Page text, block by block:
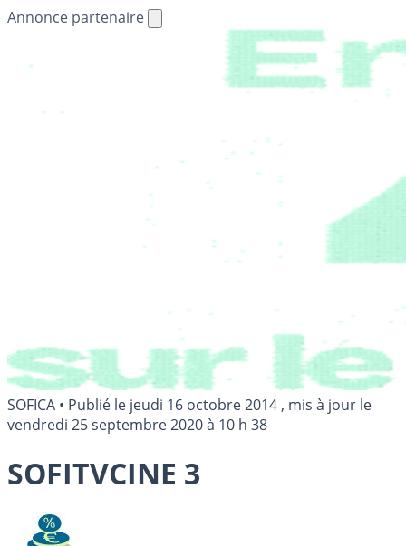
Annonce partenaire
SOFICA • Publié le jeudi 16 octobre 2014 , mis à jour le
vendredi 25 septembre 2020 à 10 h 38
SOFITVCINE 3